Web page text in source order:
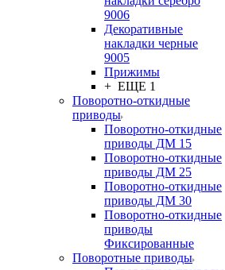
9006
Декоративные
накладки черные
9005
Прижимы
+ ЕЩЕ 1
Поворотно-откидные
приводы
Поворотно-откидные
приводы ДМ 15
Поворотно-откидные
приводы ДМ 25
Поворотно-откидные
приводы ДМ 30
Поворотно-откидные
приводы
Фиксированные
Поворотные приводы